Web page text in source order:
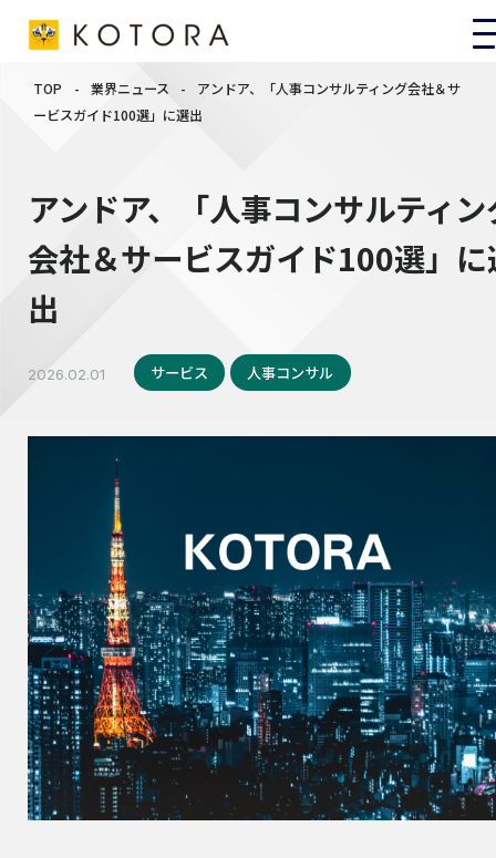
TOP - 業界ニュース -
アンドア、「人事コンサルティング会社＆サ
ービスガイド100選」に選出
アンドア、「人事コンサルティン
会社＆サービスガイド100選」
出
2026.02.01 サービス 人事コンサル